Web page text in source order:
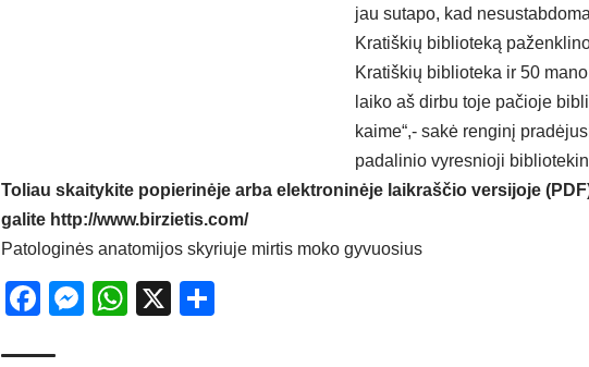
jau sutapo, kad
Kratiškių biblioteką
Kratiškių biblioteka ir 50
laiko aš dirbu toje pačioje
kaime“,- sakė renginį
padalinio vyresnioji
Toliau skaitykite popierinėje arba elektroninėje laikraščio versijoje
galite http://www.birzietis.com/
Patologinės anatomijos skyriuje mirtis moko gyvuosius
Facebook
Messenger
WhatsApp
X